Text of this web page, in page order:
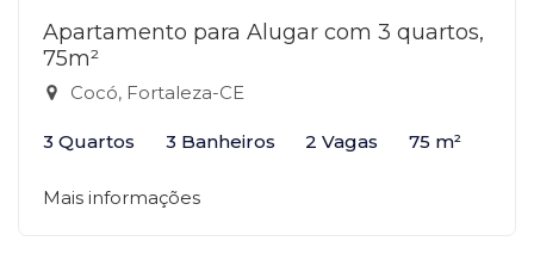
Apartamento para Alugar com 3 quartos,
75m²
Cocó, Fortaleza-CE
3 Quartos 3 Banheiros 2 Vagas 75 m²
Mais informações